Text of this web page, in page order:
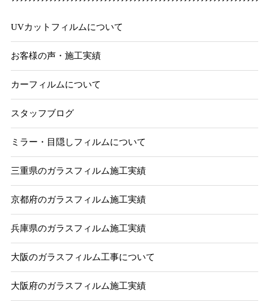
UVカットフィルムについて
お客様の声・施工実績
カーフィルムについて
スタッフブログ
ミラー・目隠しフィルムについて
三重県のガラスフィルム施工実績
京都府のガラスフィルム施工実績
兵庫県のガラスフィルム施工実績
大阪のガラスフィルム工事について
大阪府のガラスフィルム施工実績